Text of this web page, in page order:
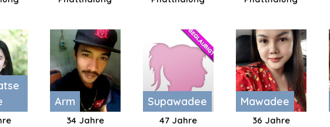
Arm
34 Jahre
Supawadee
47 Jahre
Mawadee
36 Jahre